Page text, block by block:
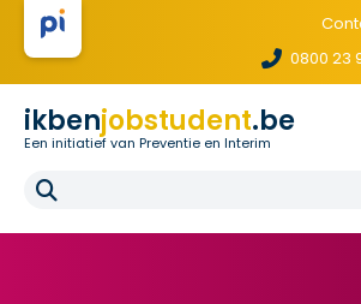
0800 23
ikbenjobstudent.be
Een initiatief van Preventie en Interim
Voor uitzendbureaus